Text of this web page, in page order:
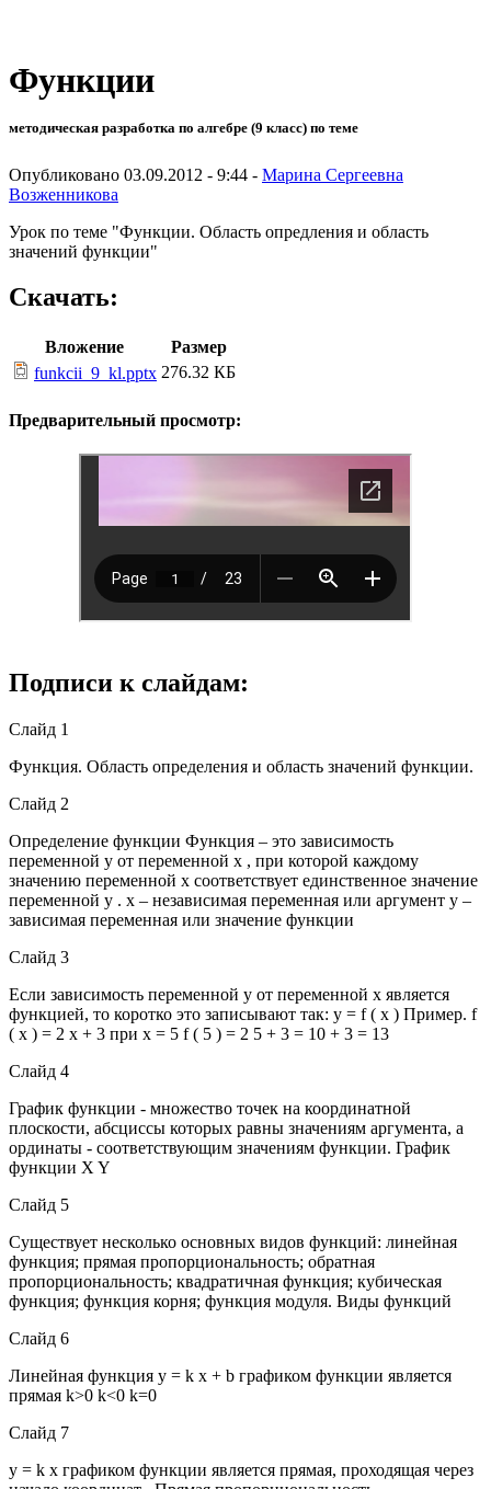
Функции
методическая разработка по алгебре (9 класс) по теме
Опубликовано 03.09.2012 - 9:44 - Марина Сергеевна
Возженникова
Урок по теме "Функции. Область опредления и область
значений функции"
Скачать:
Вложение
Размер
funkcii_9_kl.pptx 276.32 КБ
Предварительный просмотр:
Подписи к слайдам:
Слайд 1
Функция. Область определения и область значений функции.
Слайд 2
Определение функции Функция – это зависимость
переменной у от переменной х , при которой каждому
значению переменной х соответствует единственное значение
переменной у . х – независимая переменная или аргумент у –
зависимая переменная или значение функции
Слайд 3
Если зависимость переменной у от переменной х является
функцией, то коротко это записывают так: у = f ( х ) Пример. f
( х ) = 2 х + 3 при х = 5 f ( 5 ) = 2 5 + 3 = 10 + 3 = 13
Слайд 4
График функции - множество точек на координатной
плоскости, абсциссы которых равны значениям аргумента, а
ординаты - соответствующим значениям функции. График
функции X Y
Слайд 5
Существует несколько основных видов функций: линейная
функция; прямая пропорциональность; обратная
пропорциональность; квадратичная функция; кубическая
функция; функция корня; функция модуля. Виды функций
Слайд 6
Линейная функция y = k х + b графиком функции является
прямая k>0 k<0 k=0
Слайд 7
y = k х графиком функции является прямая, проходящая через